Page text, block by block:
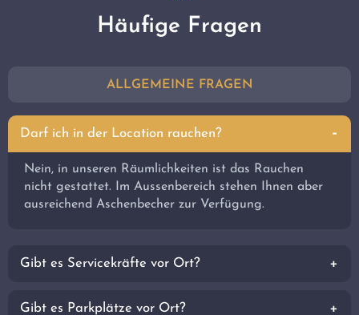
Häufige Fragen
ALLGEMEINE FRAGEN
Darf ich in der Location rauchen?
Nein, in unseren Räumlichkeiten ist das Rauchen
nicht gestattet. Im Aussenbereich stehen Ihnen aber
ausreichend Aschenbecher zur Verfügung.
Gibt es Servicekräfte vor Ort?
Gibt es Parkplätze vor Ort?